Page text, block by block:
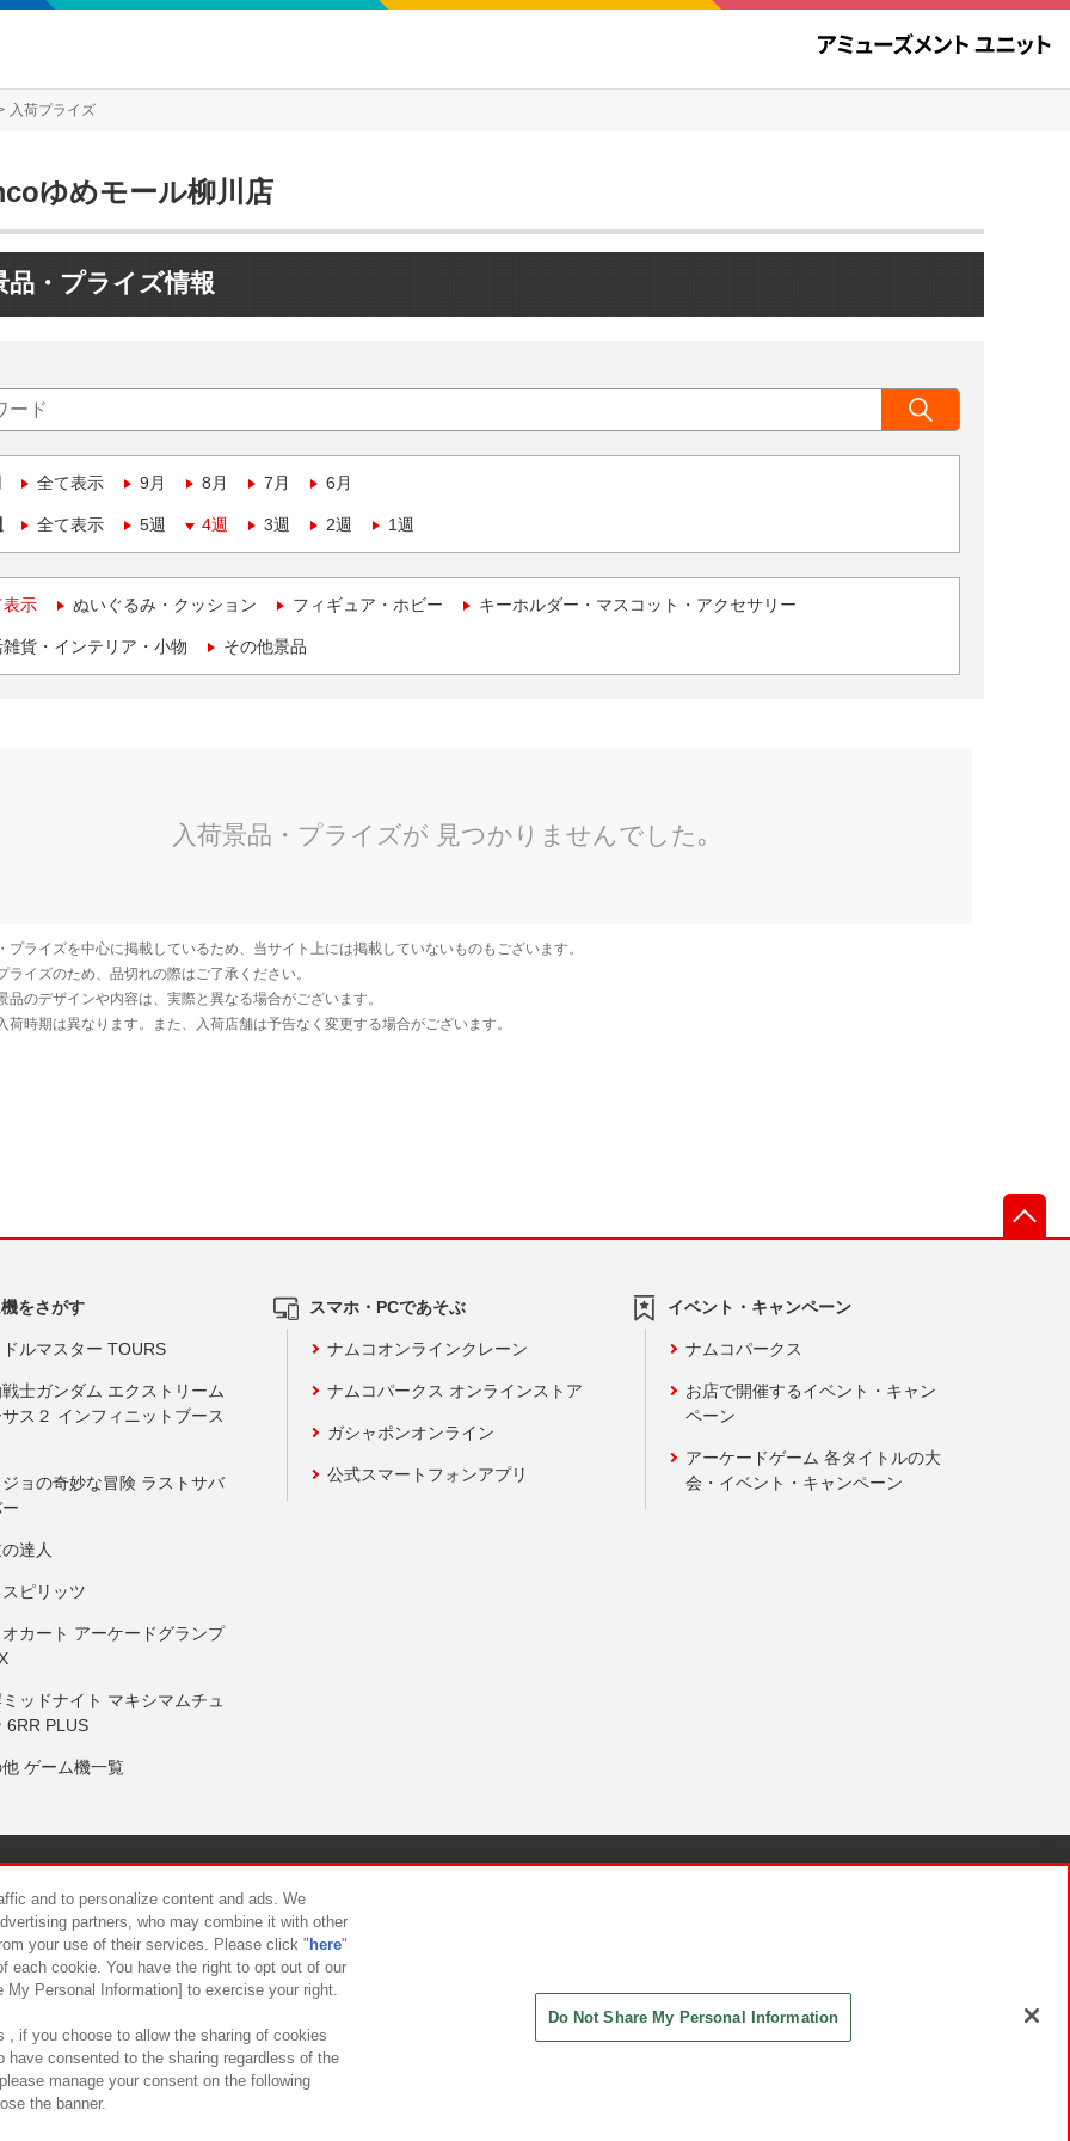
入荷プライズ
ゆめモール柳川店
品・プライズ情報
全て表示 9月 8月 7月 6月
全て表示 5週 4週 3週 2週 1週
表示 ぬいぐるみ・クッション フィギュア・ホビー キーホルダー・マスコット・アクセサリー
貨・インテリア・小物 その他景品
をさがす
ルマスター TOURS
士ガンダム エクストリーム
ス２ インフィニットブース
ョの奇妙な冒険 ラストサバ
達人
ピリッツ
カート アーケードグランプ
ッドナイト マキシマムチュ
6RR PLUS
ゲーム機一覧
スマホ・PCであそぶ
ナムコオンラインクレーン
ナムコパークス オンラインストア
ガシャポンオンライン
公式スマートフォンアプリ
イベント・キャンペーン
ナムコパークス
お店で開催するイベント・キャン
ペーン
アーケードゲーム 各タイトルの大
会・イベント・キャンペーン
について カスタマーハラスメント対応方針
and to personalize content and ads. We
partners, who may combine it with other
your use of their services. Please click " here"
each cookie. You have the right to opt out of our
Personal Information] to exercise your right.
, if you choose to allow the sharing of cookies
have consented to the sharing regardless of the
manage your consent on the following
the banner.
Do Not Share My Personal Information